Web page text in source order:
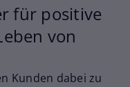
für positive
von
Kunden dabei zu